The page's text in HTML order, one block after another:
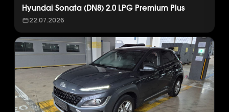
Hyundai Sonata (DN8) 2.0 LPG Premium Plus
22.07.2026